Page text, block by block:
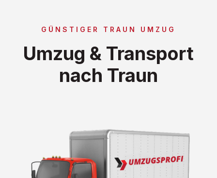
GÜNSTIGER TRAUN UMZUG
Umzug & Transport
nach Traun